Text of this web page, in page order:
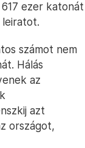
ezer katonát
számot nem
Hálás
az
azt
országot,